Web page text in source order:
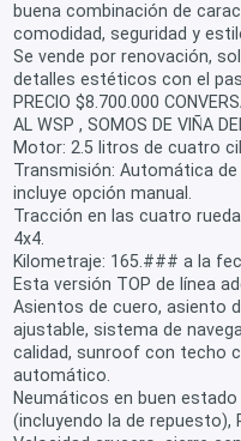
buena combinación de
comodidad, seguridad y
Se vende por renovación,
detalles estéticos con el
PRECIO $8.700.000
AL WSP , SOMOS DE VIÑA
Motor: 2.5 litros de cuatro
Transmisión: Automática
incluye opción manual.
Tracción en las cuatro
4x4.
Kilometraje: 165.### a la
Esta versión TOP de línea
Asientos de cuero, asiento
ajustable, sistema de
calidad, sunroof con techo
automático.
Neumáticos en buen
(incluyendo la de repuesto),